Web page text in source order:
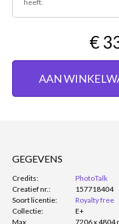
heeft.
€
AAN
GEGEVENS
Credits:
PhotoTalk
Creatief nr.:
157718404
Soort licentie:
Royalty free
Collectie:
E+
Max.
7206 x 4804